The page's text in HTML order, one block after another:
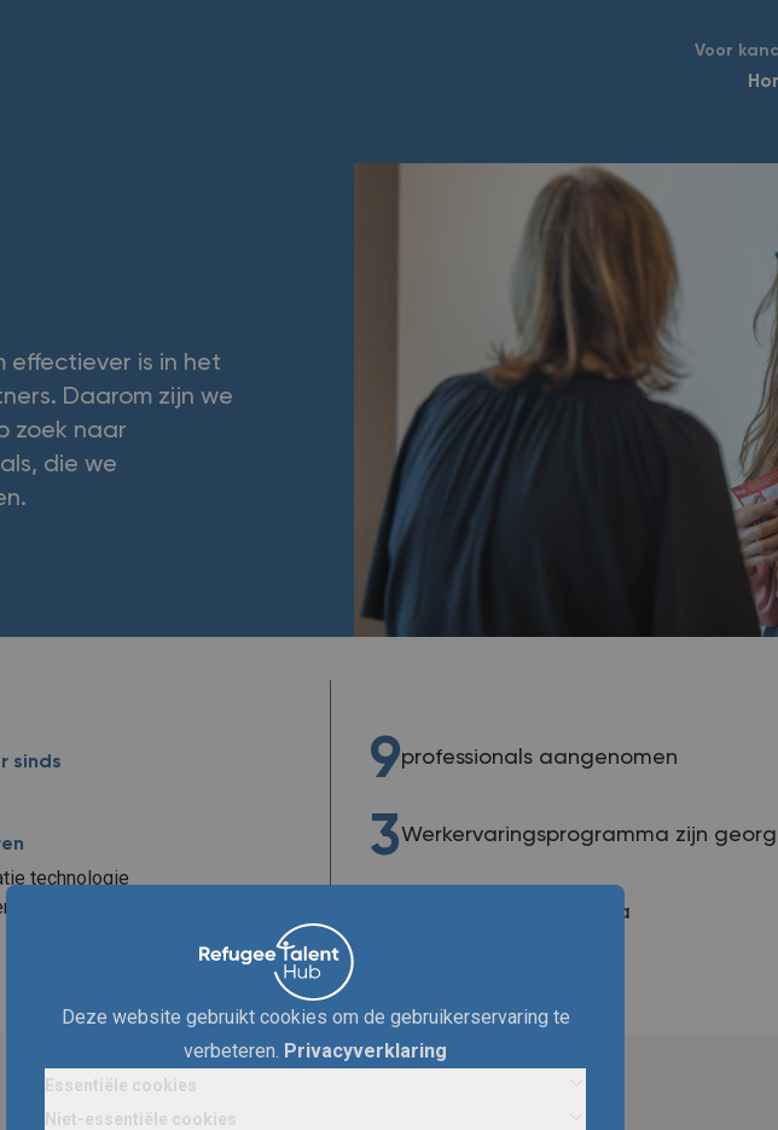
Deze website gebruikt cookies om de gebruikerservaring te
verbeteren. Privacyverklaring
Essentiële cookies
Niet-essentiële cookies
Voor
effectiever is in het
Daarom zijn we
zoek naar
die we
9
3
professionals aangenomen
Werkervaringsprogramma zijn
Coaching programma
sinds
technologie
en verkoop
Vorige evenementen